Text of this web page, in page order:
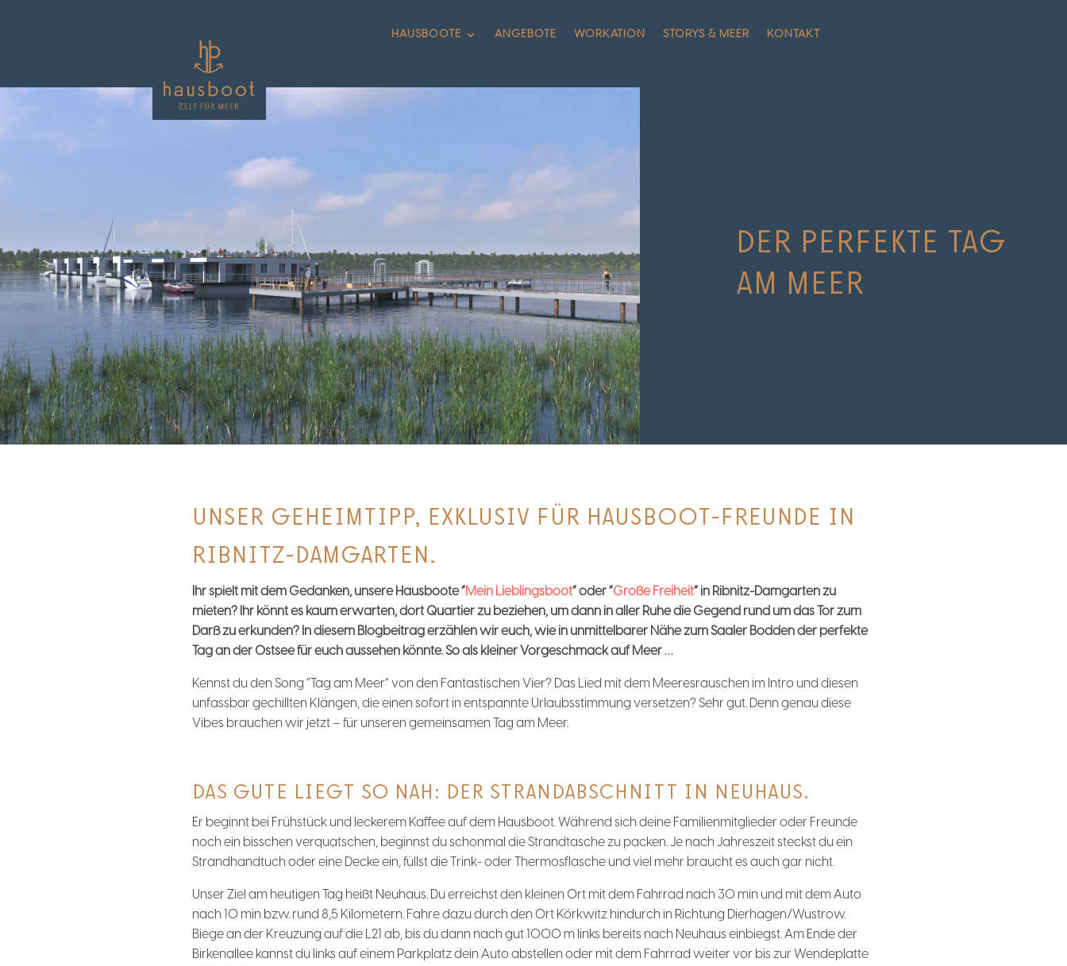
HAUSBOOTE ANGEBOTE WORKATION STORYS & MEER KONTAKT
DER PERFEKTE TAG
AM MEER
UNSER GEHEIMTIPP, EXKLUSIV FÜR HAUSBOOT-FREUNDE IN
RIBNITZ-DAMGARTEN.
Ihr spielt mit dem Gedanken, unsere Hausboote “Mein Lieblingsboot” oder “Große Freiheit” in Ribnitz-Damgarten zu
mieten? Ihr könnt es kaum erwarten, dort Quartier zu beziehen, um dann in aller Ruhe die Gegend rund um das Tor zum
Darß zu erkunden? In diesem Blogbeitrag erzählen wir euch, wie in unmittelbarer Nähe zum Saaler Bodden der perfekte
Tag an der Ostsee für euch aussehen könnte. So als kleiner Vorgeschmack auf Meer …
Kennst du den Song “Tag am Meer” von den Fantastischen Vier? Das Lied mit dem Meeresrauschen im Intro und diesen
unfassbar gechillten Klängen, die einen sofort in entspannte Urlaubsstimmung versetzen? Sehr gut. Denn genau diese
Vibes brauchen wir jetzt – für unseren gemeinsamen Tag am Meer.
DAS GUTE LIEGT SO NAH: DER STRANDABSCHNITT IN NEUHAUS.
Er beginnt bei Frühstück und leckerem Kaffee auf dem Hausboot. Während sich deine Familienmitglieder oder Freunde
noch ein bisschen verquatschen, beginnst du schonmal die Strandtasche zu packen. Je nach Jahreszeit steckst du ein
Strandhandtuch oder eine Decke ein, füllst die Trink- oder Thermosflasche und viel mehr braucht es auch gar nicht.
Unser Ziel am heutigen Tag heißt Neuhaus. Du erreichst den kleinen Ort mit dem Fahrrad nach 30 min und mit dem Auto
nach 10 min bzw. rund 8,5 Kilometern. Fahre dazu durch den Ort Körkwitz hindurch in Richtung Dierhagen/Wustrow.
Biege an der Kreuzung auf die L21 ab, bis du dann nach gut 1000 m links bereits nach Neuhaus einbiegst. Am Ende der
Birkenallee kannst du links auf einem Parkplatz dein Auto abstellen oder mit dem Fahrrad weiter vor bis zur Wendeplatte